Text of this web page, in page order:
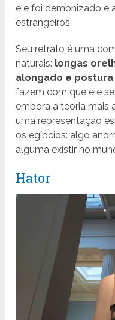
ele foi demonizado e
estrangeiros.
Seu retrato é uma
naturais: longas
alongado e
fazem com que ele
embora a teoria mais
uma representação
os egípcios: algo
alguma existir no
Hator